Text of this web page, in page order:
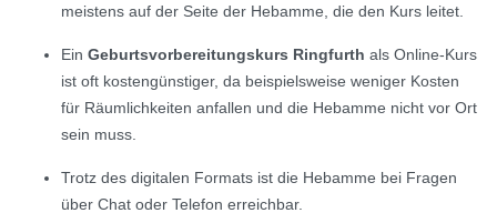
meistens auf der Seite der Hebamme, die den Kurs leitet.
Ein Geburtsvorbereitungskurs Ringfurth als Online-Kurs
ist oft kostengünstiger, da beispielsweise weniger Kosten
für Räumlichkeiten anfallen und die Hebamme nicht vor Ort
sein muss.
Trotz des digitalen Formats ist die Hebamme bei Fragen
über Chat oder Telefon erreichbar.